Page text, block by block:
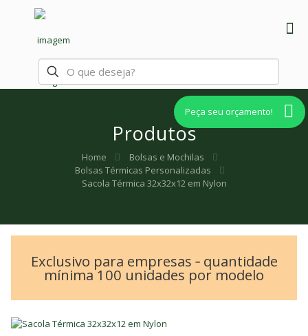
Produtos
Peça seu orçamento!
Home
Bolsas e Mochilas
Bolsas Térmicas Personalizadas
Sacola Térmica 32x32x12 em Nylon
Exclusivo para empresas ‐ quantidade
mínima 100 unidades por modelo